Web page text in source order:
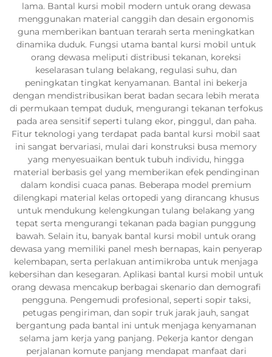
lama. Bantal kursi mobil modern untuk orang dewasa
menggunakan material canggih dan desain ergonomis
guna memberikan bantuan terarah serta meningkatkan
dinamika duduk. Fungsi utama bantal kursi mobil untuk
orang dewasa meliputi distribusi tekanan, koreksi
keselarasan tulang belakang, regulasi suhu, dan
peningkatan tingkat kenyamanan. Bantal ini bekerja
dengan mendistribusikan berat badan secara lebih merata
di permukaan tempat duduk, mengurangi tekanan terfokus
pada area sensitif seperti tulang ekor, pinggul, dan paha.
Fitur teknologi yang terdapat pada bantal kursi mobil saat
ini sangat bervariasi, mulai dari konstruksi busa memory
yang menyesuaikan bentuk tubuh individu, hingga
material berbasis gel yang memberikan efek pendinginan
dalam kondisi cuaca panas. Beberapa model premium
dilengkapi material kelas ortopedi yang dirancang khusus
untuk mendukung kelengkungan tulang belakang yang
tepat serta mengurangi tekanan pada bagian punggung
bawah. Selain itu, banyak bantal kursi mobil untuk orang
dewasa yang memiliki panel mesh bernapas, kain penyerap
kelembapan, serta perlakuan antimikroba untuk menjaga
kebersihan dan kesegaran. Aplikasi bantal kursi mobil untuk
orang dewasa mencakup berbagai skenario dan demografi
pengguna. Pengemudi profesional, seperti sopir taksi,
petugas pengiriman, dan sopir truk jarak jauh, sangat
bergantung pada bantal ini untuk menjaga kenyamanan
selama jam kerja yang panjang. Pekerja kantor dengan
perjalanan komute panjang mendapat manfaat dari